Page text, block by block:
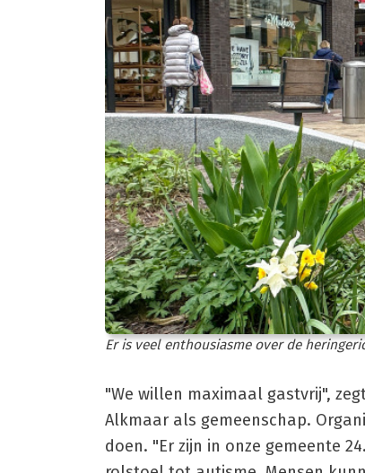
Er is veel enthousiasme over de
"We willen maximaal gastvrij",
Alkmaar als gemeenschap.
doen. "Er zijn in onze gemeente